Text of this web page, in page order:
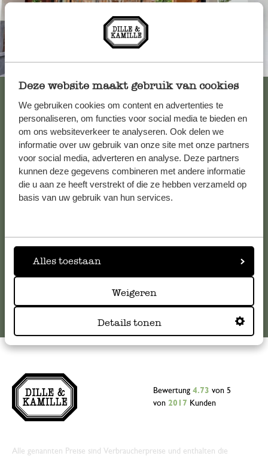
Deze website maakt gebruik van cookies
We gebruiken cookies om content en advertenties te
personaliseren, om functies voor social media te bieden en
om ons websiteverkeer te analyseren. Ook delen we
informatie over uw gebruik van onze site met onze partners
voor social media, adverteren en analyse. Deze partners
kunnen deze gegevens combineren met andere informatie
die u aan ze heeft verstrekt of die ze hebben verzameld op
basis van uw gebruik van hun services.
Alles toestaan
Weigeren
Details tonen
Immer in der Nähe
Alle 62 Geschäfte anzeigen
Kundenservice/Hilfe
Falls Sie Fragen haben oder Tipps und Hilfe brauchen, wenden
Sie sich bitte an unseren Kundenservice. Oder lesen Sie hier
die Antworten aufhäufig gestellte Fragen
kundenservice@dille-kamille.de
Online-Kundenservice
Bewertung 4.73 von 5
von 2017 Kunden
Alle genannten Preise sind Verbraucherpreise und enthalten die